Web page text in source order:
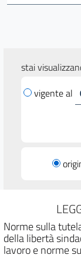
stai
vigente al
Norme sulla
della libertà
lavoro e norme